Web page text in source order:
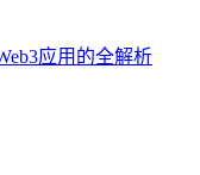
应用的全解析